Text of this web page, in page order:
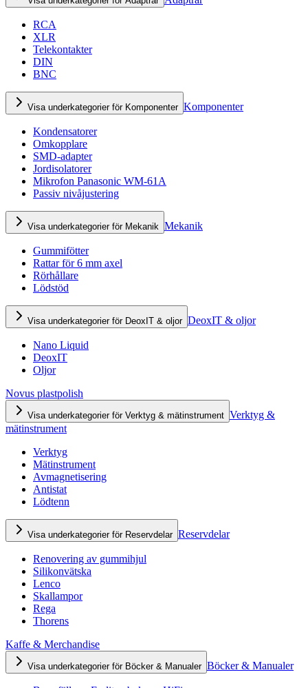
RCA
XLR
Telekontakter
DIN
BNC
Visa underkategorier för Komponenter Komponenter
Kondensatorer
Omkopplare
SMD-adapter
Jordisolatorer
Mikrofon Panasonic WM-61A
Passiv nivåjustering
Visa underkategorier för Mekanik Mekanik
Gummifötter
Rattar för 6 mm axel
Rörhållare
Lödstöd
Visa underkategorier för DeoxIT & oljor DeoxIT & oljor
Nano Liquid
DeoxIT
Oljor
Novus plastpolish
Visa underkategorier för Verktyg & mätinstrument Verktyg &
mätinstrument
Verktyg
Mätinstrument
Avmagnetisering
Antistat
Lödtenn
Visa underkategorier för Reservdelar Reservdelar
Renovering av gummihjul
Silikonvätska
Lenco
Skallampor
Rega
Thorens
Kaffe & Merchandise
Visa underkategorier för Böcker & Manualer Böcker & Manualer